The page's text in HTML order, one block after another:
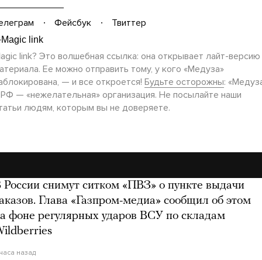
Фейсбук Твиттер
link? Это волшебная ссылка: она открывает лайт-версию
Ее можно отправить тому, у кого «Медуза»
— и все откроется! Будьте осторожны:
— «нежелательная» организация. Не посылайте наши
людям, которым вы не доверяете.
России снимут ситком «ПВЗ» о пункте выдачи
Глава «Газпром-медиа» сообщил об этом
фоне регулярных ударов ВСУ по складам
назад